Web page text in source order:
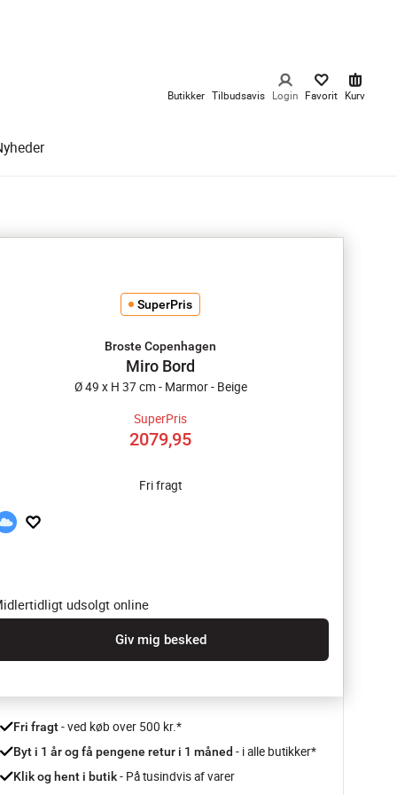
Butikker Tilbudsavis Login Favorit Kurv
SuperPris
Broste Copenhagen
Miro Bord
Ø 49 x H 37 cm - Marmor - Beige
SuperPris
2079,95
Fri fragt
udsolgt online
Giv mig besked
Fri fragt - ved køb over 500 kr.*
Byt i 1 år og få pengene retur i 1 måned - i alle butikker*
Klik og hent i butik - På tusindvis af varer